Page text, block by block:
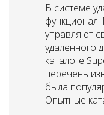
В системе
управляют
удаленного
каталоге
перечень
была
Опытные